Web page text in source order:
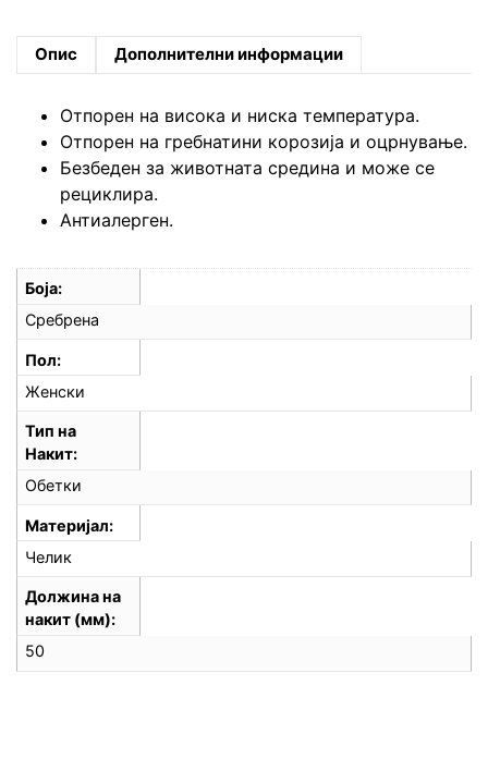
Опис Дополнителни информации
Отпорен на висока и ниска температура.
Oтпорен на гребнатини корозија и оцрнување.
Безбеден за животната средина и може се
рециклира.
Антиалерген.
Боја
Сребрена
Пол
Женски
Тип на
Накит
Обетки
Материјал
Челик
Должина на
накит (мм)
50